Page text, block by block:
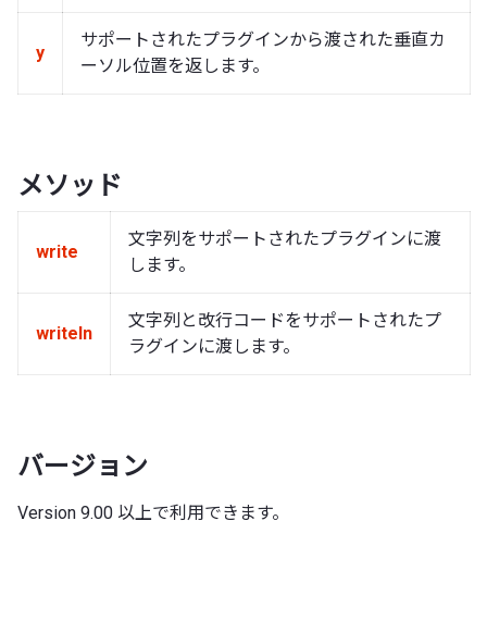
y
サポートされたプラグインから渡された垂直カ
ーソル位置を返します。
メソッド
write
文字列をサポートされたプラグインに渡
します。
writeln
文字列と改行コードをサポートされたプ
ラグインに渡します。
バージョン
Version 9.00 以上で利用できます。